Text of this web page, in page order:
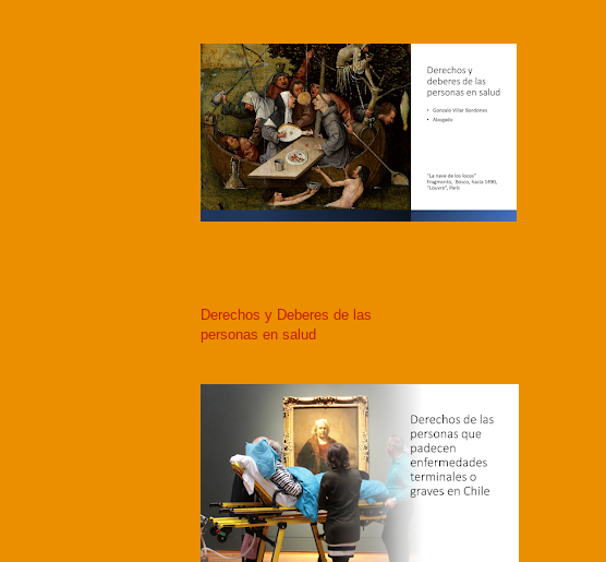
Derechos y Deberes de las
personas en salud